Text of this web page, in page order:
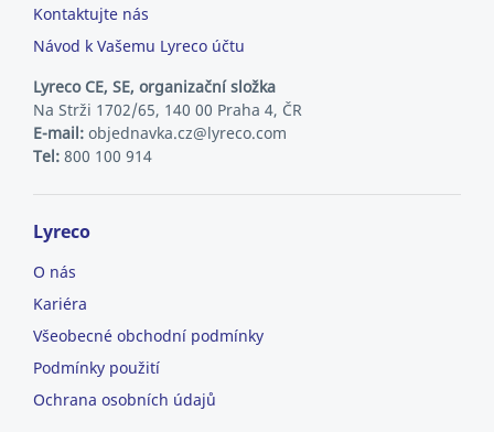
Kontaktujte nás
Návod k Vašemu Lyreco účtu
Lyreco CE, SE, organizační složka
Na Strži 1702/65, 140 00 Praha 4, ČR
E-mail: objednavka.cz@lyreco.com
Tel: 800 100 914
Lyreco
O nás
Kariéra
Všeobecné obchodní podmínky
Podmínky použití
Ochrana osobních údajů